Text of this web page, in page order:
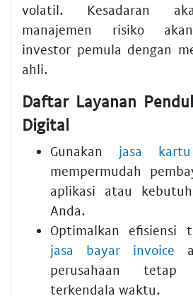
volatil. Kesadaran
manajemen risiko
investor pemula dengan
ahli.
Daftar Layanan
Digital
Gunakan jasa
mempermudah
aplikasi atau
Anda.
Optimalkan efisiensi
jasa bayar invoice
perusahaan
terkendala waktu.